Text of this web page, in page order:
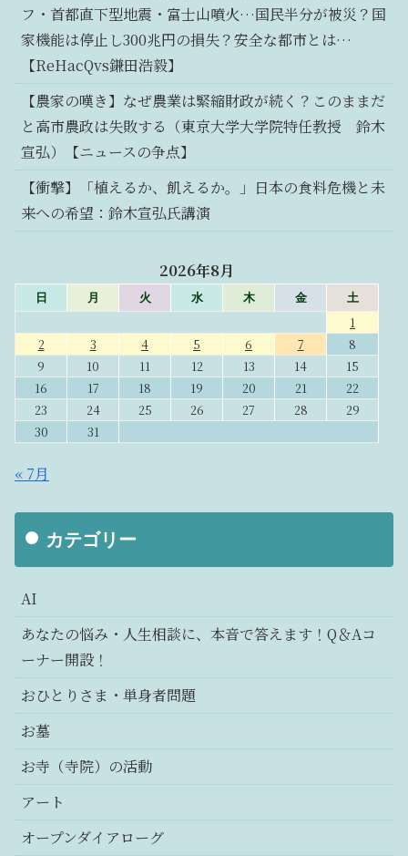
フ・首都直下型地震・富士山噴火…国民半分が被災？国
家機能は停止し300兆円の損失？安全な都市とは…
【ReHacQvs鎌田浩毅】
【農家の嘆き】なぜ農業は緊縮財政が続く？このままだ
と高市農政は失敗する（東京大学大学院特任教授 鈴木
宣弘）【ニュースの争点】
【衝撃】「植えるか、飢えるか。」日本の食料危機と未
来への希望：鈴木宣弘氏講演
2026年8月
日 月 火 水 木 金 土
1
2
3 4 5 6 7
8
9
10 11 12 13 14
15
16
17 18 19 20 21
22
23
24 25 26 27 28
29
30
31
« 7月
カテゴリー
AI
あなたの悩み・人生相談に、本音で答えます！Q＆Aコ
ーナー開設！
おひとりさま・単身者問題
お墓
お寺（寺院）の活動
アート
オープンダイアローグ